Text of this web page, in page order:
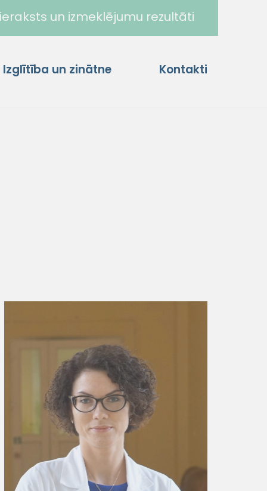
un izmeklējumu rezultāti
Izglītība un zinātne Kontakti